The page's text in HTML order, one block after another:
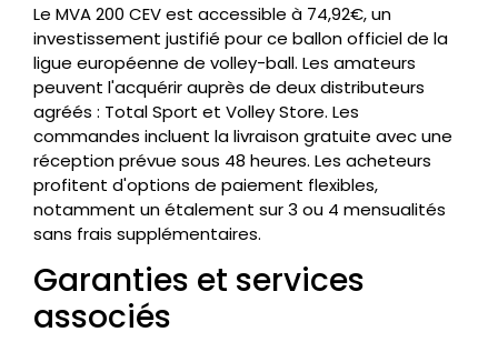
Le MVA 200 CEV est accessible à 74,92€, un
investissement justifié pour ce ballon officiel de la
ligue européenne de volley-ball. Les amateurs
peuvent l'acquérir auprès de deux distributeurs
agréés : Total Sport et Volley Store. Les
commandes incluent la livraison gratuite avec une
réception prévue sous 48 heures. Les acheteurs
profitent d'options de paiement flexibles,
notamment un étalement sur 3 ou 4 mensualités
sans frais supplémentaires.
Garanties et services
associés